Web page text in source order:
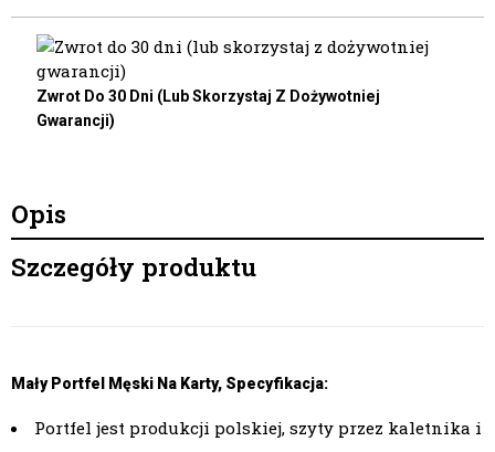
Zwrot Do 30 Dni (lub Skorzystaj Z Dożywotniej
Gwarancji)
Opis
Szczegóły produktu
Mały Portfel Męski Na Karty, Specyfikacja:
Portfel jest produkcji polskiej, szyty przez kaletnika i